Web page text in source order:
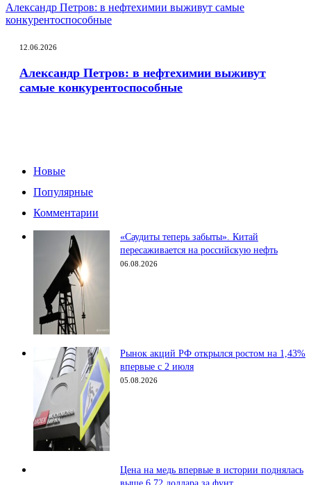
Александр Петров: в нефтехимии выживут самые
конкурентоспособные
12.06.2026
Александр Петров: в нефтехимии выживут
самые конкурентоспособные
Новые
Популярные
Комментарии
«Саудиты теперь забыты». Китай
пересаживается на российскую нефть
06.08.2026
Рынок акций РФ открылся ростом на 1,43%
впервые с 2 июля
05.08.2026
Цена на медь впервые в истории поднялась